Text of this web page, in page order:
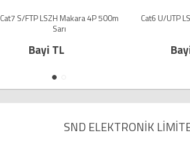
Cat7 S/FTP LSZH Makara 4P 500m
Sarı
Bayi TL
Cat6 U/UTP
SND ELEKTRONİK